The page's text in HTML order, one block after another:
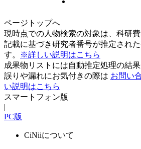
ページトップへ
現時点での人物検索の対象は、科研費
記載に基づき研究者番号が推定され
す。
※詳しい説明はこちら
成果物リストには自動推定処理の結
誤りや漏れにお気付きの際は お問い
い説明はこちら
スマートフォン版
|
PC版
CiNiiについて